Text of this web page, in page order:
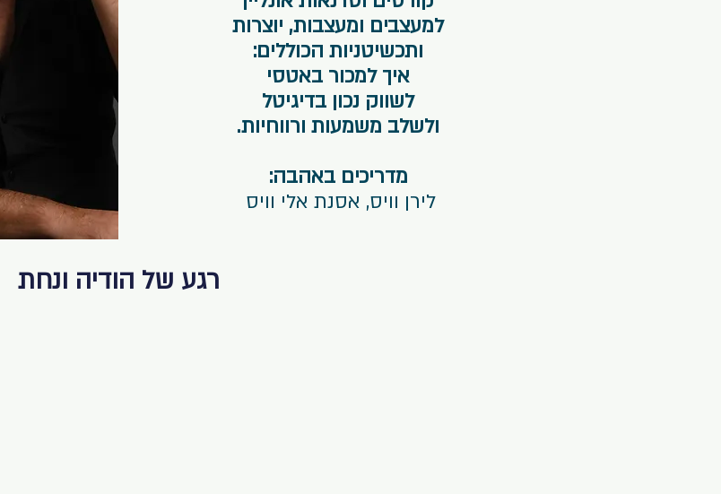
למעצבים ומעצבות, יוצרות
ותכשיטניות הכוללים:
איך למכור באטסי
לשווק נכון בדיגיטל
ולשלב משמעות ורווחיות.
מדריכים באהבה:
לירן וויס, אסנת אלי וויס
רגע של הודיה ונחת